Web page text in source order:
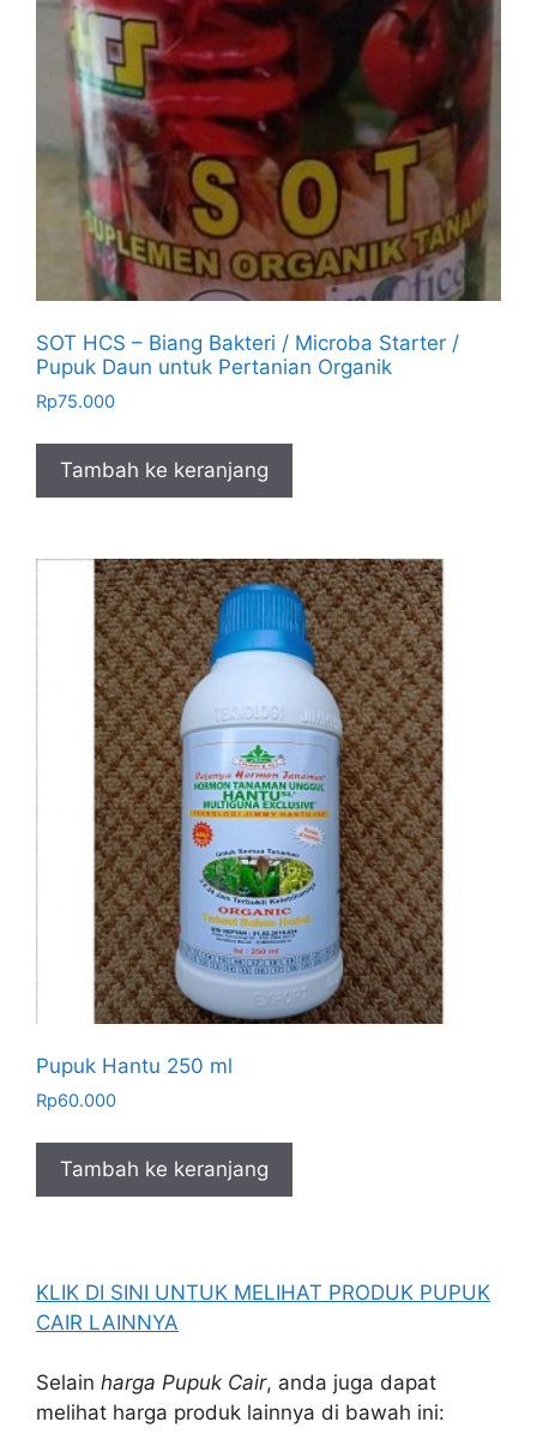
SOT HCS – Biang Bakteri / Microba Starter /
Pupuk Daun untuk Pertanian Organik
Rp75.000
Tambah ke keranjang
Pupuk Hantu 250 ml
Rp60.000
Tambah ke keranjang
KLIK DI SINI UNTUK MELIHAT PRODUK PUPUK
CAIR LAINNYA
Selain harga Pupuk Cair, anda juga dapat
melihat harga produk lainnya di bawah ini: